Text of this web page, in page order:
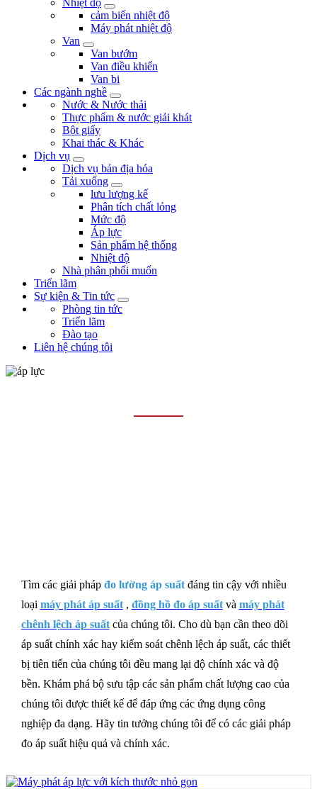
Nhiệt độ
cảm biến nhiệt độ
Máy phát nhiệt độ
Van
Van bướm
Van điều khiển
Van bi
Các ngành nghề
Nước & Nước thải
Thực phẩm & nước giải khát
Bột giấy
Khai thác & Khác
Dịch vụ
Dịch vụ bản địa hóa
Tải xuống
lưu lượng kế
Phân tích chất lỏng
Mức độ
Áp lực
Sản phẩm hệ thống
Nhiệt độ
Nhà phân phối muốn
Triển lãm
Sự kiện & Tin tức
Phòng tin tức
Triển lãm
Đào tạo
Liên hệ chúng tôi
Tìm các giải pháp đo lường áp suấtđáng tin cậy với nhiều
loại máy phát áp suất, đồng hồ đo áp suấtvà máy phát
chênh lệch áp suấtcủa chúng tôi. Cho dù bạn cần theo dõi
áp suất chính xác hay kiểm soát chênh lệch áp suất, các thiết
bị tiên tiến của chúng tôi đều mang lại độ chính xác và độ
bền. Khám phá bộ sưu tập các sản phẩm chất lượng cao của
chúng tôi được thiết kế để đáp ứng các ứng dụng công
nghiệp đa dạng. Hãy tin tưởng chúng tôi để có các giải pháp
đo áp suất hiệu quả và chính xác.